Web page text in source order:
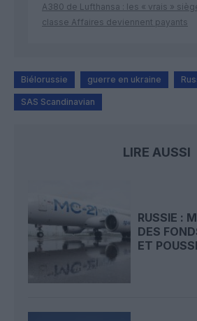
A380 de Lufthansa : les « vrais »
classe Affaires deviennent payants
Biélorussie guerre en ukraine
SAS Scandinavian
LIRE AUSSI
RUSSIE :
DES
ET